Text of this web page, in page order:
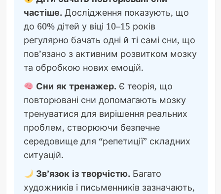
частіше. Дослідження показують, що
до 60% дітей у віці 10–15 років
регулярно бачать одні й ті самі сни, що
пов’язано з активним розвитком мозку
та обробкою нових емоцій.
Сни як тренажер. Є теорія, що
повторювані сни допомагають мозку
тренуватися для вирішення реальних
проблем, створюючи безпечне
середовище для “репетиції” складних
ситуацій.
Зв’язок із творчістю. Багато
художників і письменників зазначають,